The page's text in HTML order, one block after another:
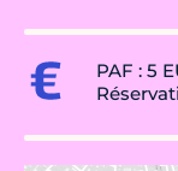
PAF : 5